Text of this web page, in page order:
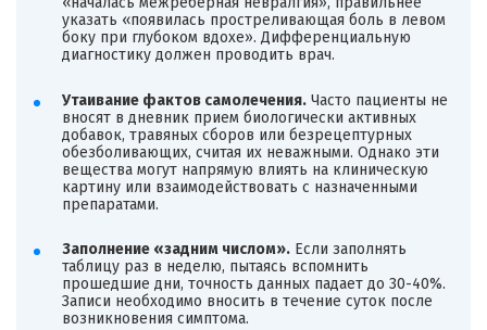
указать «появилась простреливающая боль в левом
боку при глубоком вдохе». Дифференциальную
диагностику должен проводить врач.
Утаивание фактов самолечения.Часто пациенты не
вносят в дневник прием биологически активных
добавок, травяных сборов или безрецептурных
обезболивающих, считая их неважными. Однако эти
вещества могут напрямую влиять на клиническую
картину или взаимодействовать с назначенными
препаратами.
Заполнение «задним числом».Если заполнять
таблицу раз в неделю, пытаясь вспомнить
прошедшие дни, точность данных падает до 30-40%.
Записи необходимо вносить в течение суток после
возникновения симптома.